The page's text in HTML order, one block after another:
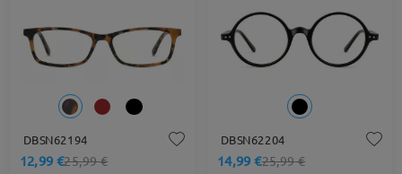
DBSN62194
12,99 €25,99 €
DBSN62204
14,99 €25,99 €